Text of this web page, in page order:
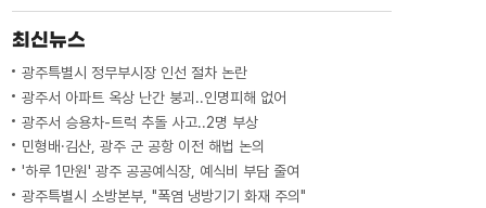
최신뉴스
광주특별시 정무부시장 인선 절차 논란
광주서 아파트 옥상 난간 붕괴..인명피해 없어
광주서 승용차-트럭 추돌 사고..2명 부상
민형배·김산, 광주 군 공항 이전 해법 논의
'하루 1만원' 광주 공공예식장, 예식비 부담 줄여
광주특별시 소방본부, "폭염 냉방기기 화재 주의"